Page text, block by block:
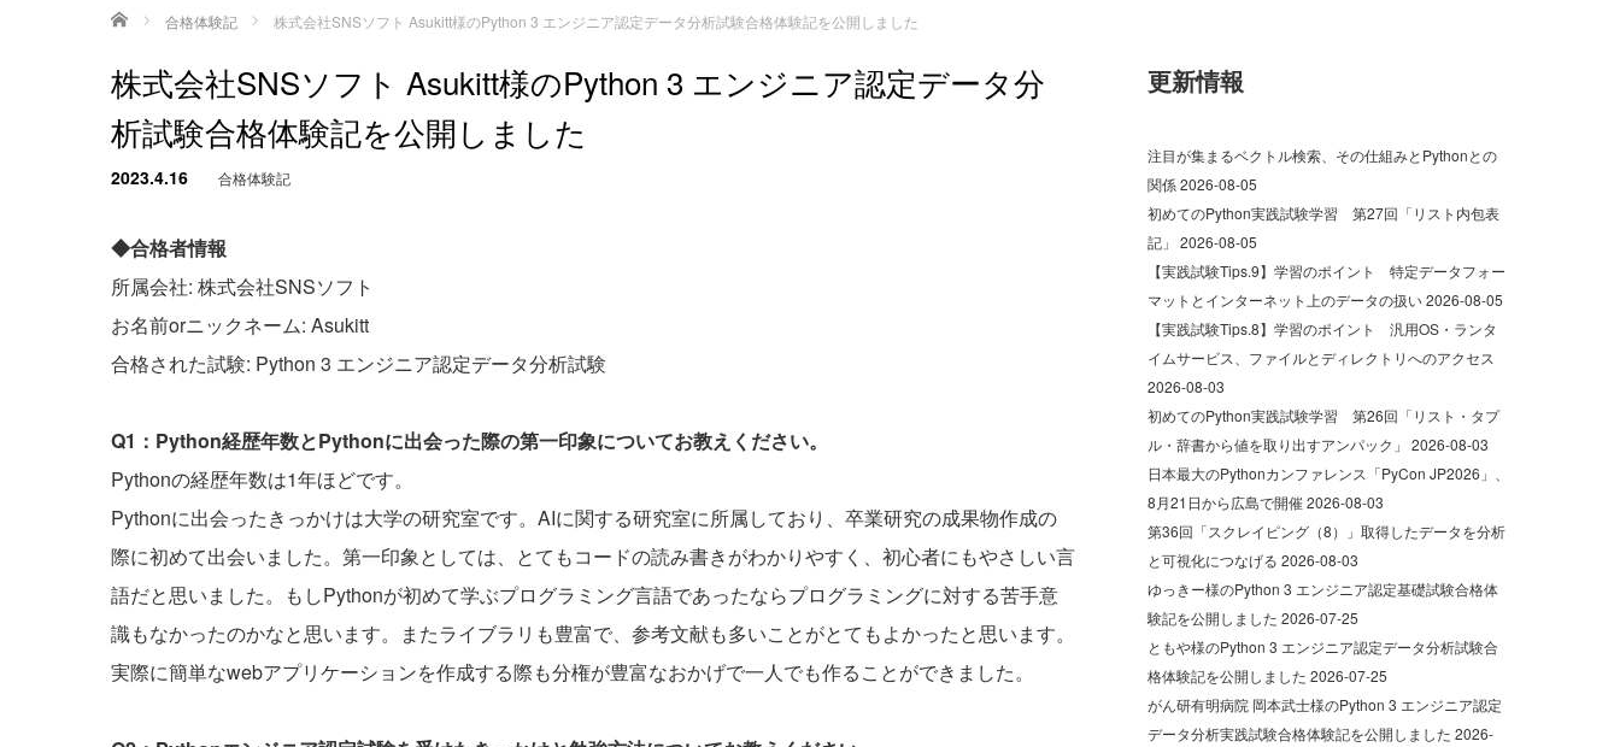
ホーム 合格体験記 株式会社SNSソフト Asukitt様のPython 3 エンジニア認定データ分析試験合格体験記を公開しました
株式会社SNSソフト Asukitt様のPython 3 エンジニア認定データ分
析試験合格体験記を公開しました
2023.4.16 合格体験記
◆合格者情報
所属会社: 株式会社SNSソフト
お名前orニックネーム: Asukitt
合格された試験: Python 3 エンジニア認定データ分析試験
Q1：Python経歴年数とPythonに出会った際の第一印象についてお教えください。
Pythonの経歴年数は1年ほどです。
Pythonに出会ったきっかけは大学の研究室です。AIに関する研究室に所属しており、卒業研究の成果物作成の
際に初めて出会いました。第一印象としては、とてもコードの読み書きがわかりやすく、初心者にもやさしい言
語だと思いました。もしPythonが初めて学ぶプログラミング言語であったならプログラミングに対する苦手意
識もなかったのかなと思います。またライブラリも豊富で、参考文献も多いことがとてもよかったと思います。
実際に簡単なwebアプリケーションを作成する際も分権が豊富なおかげで一人でも作ることができました。
更新情報
注目が集まるベクトル検索、その仕組みとPythonとの
関係2026-08-05
初めてのPython実践試験学習 第27回「リスト内包表
記」 2026-08-05
【実践試験Tips.9】学習のポイント 特定データフォー
マットとインターネット上のデータの扱い2026-08-05
【実践試験Tips.8】学習のポイント 汎用OS・ランタ
イムサービス、ファイルとディレクトリへのアクセス
2026-08-03
初めてのPython実践試験学習 第26回「リスト・タプ
ル・辞書から値を取り出すアンパック」 2026-08-03
日本最大のPythonカンファレンス「PyCon JP2026」、
8月21日から広島で開催2026-08-03
第36回「スクレイピング（8）」取得したデータを分析
と可視化につなげる 2026-08-03
ゆっきー様のPython 3 エンジニア認定基礎試験合格体
験記を公開しました 2026-07-25
ともや様のPython 3 エンジニア認定データ分析試験合
格体験記を公開しました 2026-07-25
がん研有明病院 岡本武士様のPython 3 エンジニア認定
データ分析実践試験合格体験記を公開しました 2026-